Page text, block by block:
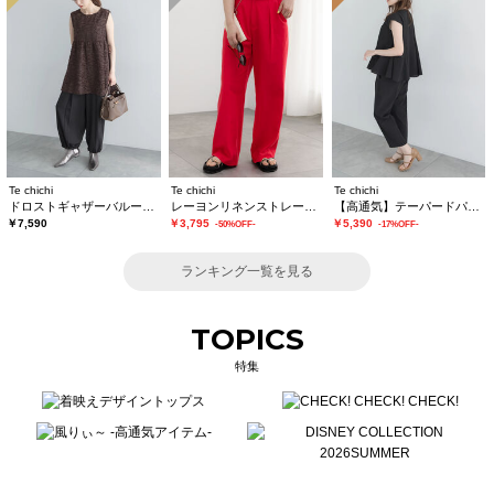
Te chichi
￥7,590
Te chichi
￥3,795 -50%OFF-
Te chichi
【高通気】テーパードパンツ（セットアップ可）
￥5,390 -17%OFF-
ランキング一覧を見る
TOPICS
特集